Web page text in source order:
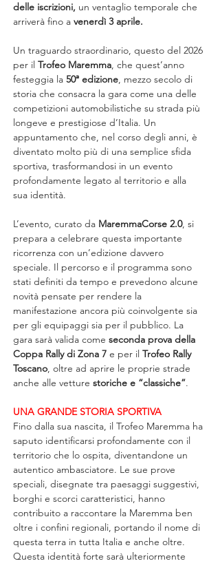
delle iscrizioni, un ventaglio temporale che
arriverà fino a venerdì 3 aprile.
Un traguardo straordinario, questo del 2026
per il Trofeo Maremma, che quest’anno
festeggia la 50ª edizione, mezzo secolo di
storia che consacra la gara come una delle
competizioni automobilistiche su strada più
longeve e prestigiose d’Italia. Un
appuntamento che, nel corso degli anni, è
diventato molto più di una semplice sfida
sportiva, trasformandosi in un evento
profondamente legato al territorio e alla
sua identità.
L’evento, curato da MaremmaCorse 2.0, si
prepara a celebrare questa importante
ricorrenza con un’edizione davvero
speciale. Il percorso e il programma sono
stati definiti da tempo e prevedono alcune
novità pensate per rendere la
manifestazione ancora più coinvolgente sia
per gli equipaggi sia per il pubblico. La
gara sarà valida come seconda prova della
Coppa Rally di Zona 7 e per il Trofeo Rally
Toscano, oltre ad aprire le proprie strade
anche alle vetture storiche e “classiche”.
UNA GRANDE STORIA SPORTIVA
Fino dalla sua nascita, il Trofeo Maremma ha
saputo identificarsi profondamente con il
territorio che lo ospita, diventandone un
autentico ambasciatore. Le sue prove
speciali, disegnate tra paesaggi suggestivi,
borghi e scorci caratteristici, hanno
contribuito a raccontare la Maremma ben
oltre i confini regionali, portando il nome di
questa terra in tutta Italia e anche oltre.
Questa identità forte sarà ulteriormente